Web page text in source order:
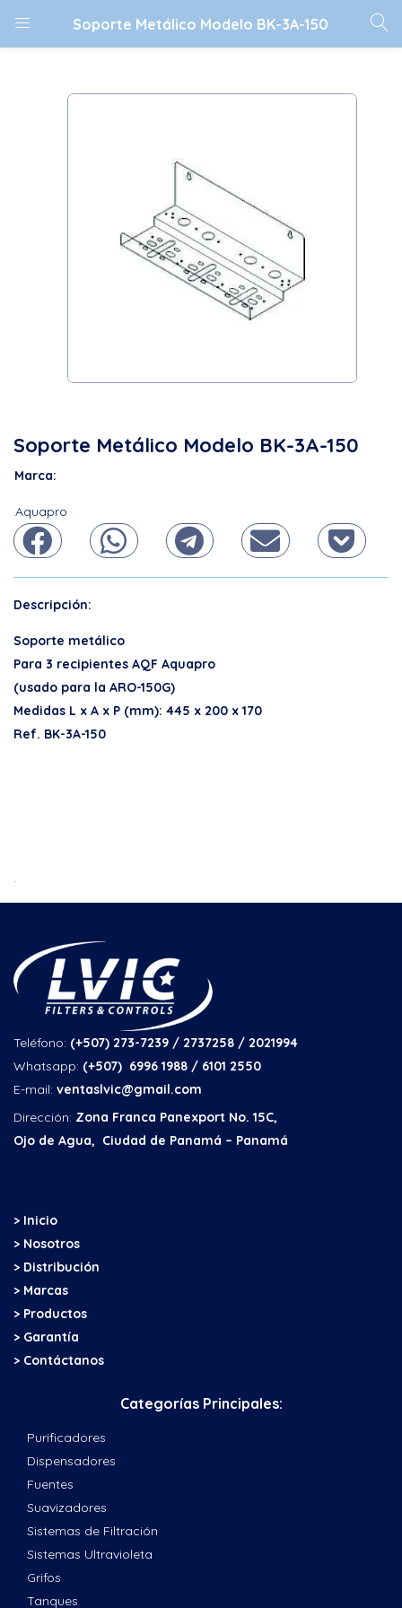
Soporte Metálico Modelo BK-3A-150
Soporte Metálico Modelo BK-3A-150
Marca:
Aquapro
Descripción:
Soporte metálico
Para 3 recipientes AQF Aquapro
(usado para la ARO-150G)
Medidas L x A x P (mm): 445 x 200 x 170
Ref. BK-3A-150
.
Teléfono: (+507) 273-7239 / 2737258 / 2021994
Whatsapp: (+507) 6996 1988 / 6101 2550
E-mail: ventaslvic@gmail.com
Dirección: Zona Franca Panexport No. 15C,
Ojo de Agua, Ciudad de Panamá – Panamá
> Inicio
> Nosotros
> Distribución
> Marcas
> Productos
> Garantía
> Contáctanos
Categorías Principales:
Purificadores
Dispensadores
Fuentes
Suavizadores
Sistemas de Filtración
Sistemas Ultravioleta
Grifos
Tanques